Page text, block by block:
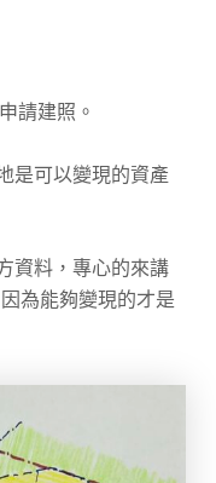
請建照。
是可以變現的資產
資料，專心的來講
為能夠變現的才是